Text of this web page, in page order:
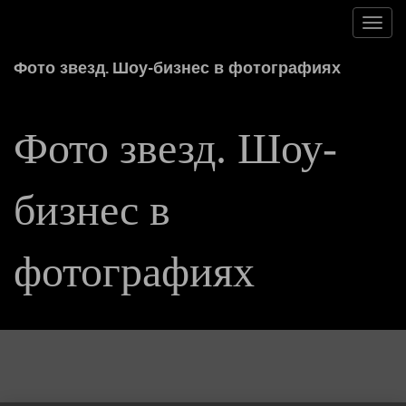
Фото звезд. Шоу-бизнес в фотографиях
Фото звезд. Шоу-
бизнес в
фотографиях